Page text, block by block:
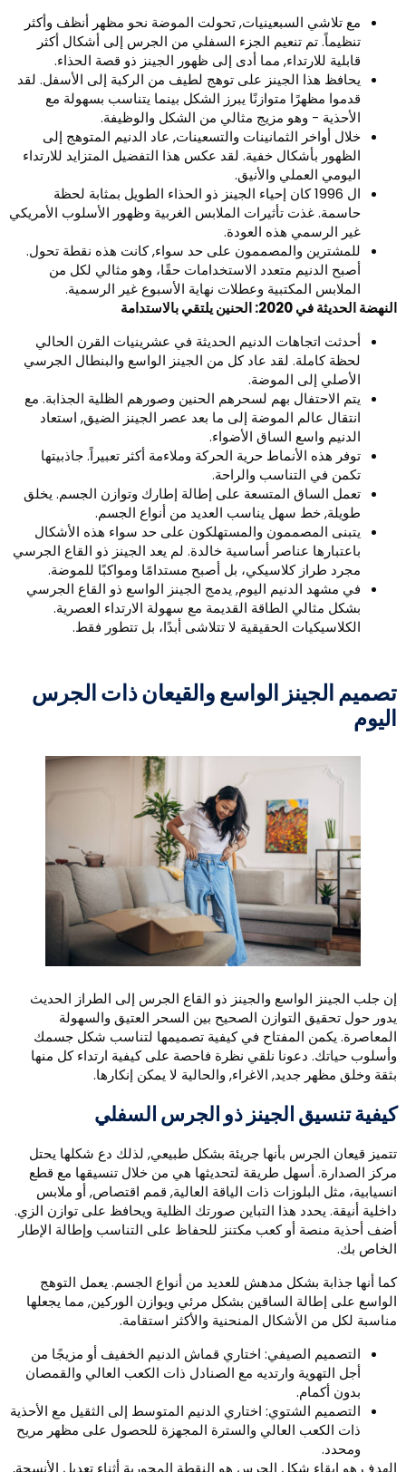
مع تلاشي السبعينيات, تحولت الموضة نحو مظهر أنظف وأكثر
تنظيماً. تم تنعيم الجزء السفلي من الجرس إلى أشكال أكثر
قابلية للارتداء, مما أدى إلى ظهور الجينز ذو قصة الحذاء.
يحافظ هذا الجينز على توهج لطيف من الركبة إلى الأسفل. لقد
قدموا مظهرًا متوازنًا يبرز الشكل بينما يتناسب بسهولة مع
الأحذية - وهو مزيج مثالي من الشكل والوظيفة.
خلال أواخر الثمانينات والتسعينات, عاد الدنيم المتوهج إلى
الظهور بأشكال خفية. لقد عكس هذا التفضيل المتزايد للارتداء
اليومي العملي والأنيق.
ال 1996 كان إحياء الجينز ذو الحذاء الطويل بمثابة لحظة
حاسمة. غذت تأثيرات الملابس الغربية وظهور الأسلوب الأمريكي
غير الرسمي هذه العودة.
للمشترين والمصممون على حد سواء, كانت هذه نقطة تحول.
أصبح الدنيم متعدد الاستخدامات حقًا، وهو مثالي لكل من
الملابس المكتبية وعطلات نهاية الأسبوع غير الرسمية.
الحديثة في 2020: الحنين يلتقي بالاستدامة
أحدثت اتجاهات الدنيم الحديثة في عشرينيات القرن الحالي
لحظة كاملة. لقد عاد كل من الجينز الواسع والبنطال الجرسي
الأصلي إلى الموضة.
يتم الاحتفال بهم لسحرهم الحنين وصورهم الظلية الجذابة. مع
انتقال عالم الموضة إلى ما بعد عصر الجينز الضيق, استعاد
الدنيم واسع الساق الأضواء.
توفر هذه الأنماط حرية الحركة وملاءمة أكثر تعبيراً. جاذبيتها
تكمن في التناسب والراحة.
تعمل الساق المتسعة على إطالة إطارك وتوازن الجسم. يخلق
طويلة, خط سهل يناسب العديد من أنواع الجسم.
يتبنى المصممون والمستهلكون على حد سواء هذه الأشكال
باعتبارها عناصر أساسية خالدة. لم يعد الجينز ذو القاع الجرسي
مجرد طراز كلاسيكي، بل أصبح مستدامًا ومواكبًا للموضة.
في مشهد الدنيم اليوم, يدمج الجينز الواسع ذو القاع الجرسي
بشكل مثالي الطاقة القديمة مع سهولة الارتداء العصرية.
الكلاسيكيات الحقيقية لا تتلاشى أبدًا، بل تتطور فقط.
الجينز الواسع والقيعان ذات الجرس
جلب الجينز الواسع والجينز ذو القاع الجرس إلى الطراز الحديث
حول تحقيق التوازن الصحيح بين السحر العتيق والسهولة
يكمن المفتاح في كيفية تصميمها لتناسب شكل جسمك
حياتك. دعونا نلقي نظرة فاحصة على كيفية ارتداء كل منها
وخلق مظهر جديد, الاغراء, والحالية لا يمكن إنكارها.
تنسيق الجينز ذو الجرس السفلي
قيعان الجرس بأنها جريئة بشكل طبيعي, لذلك دع شكلها يحتل
الصدارة. أسهل طريقة لتحديثها هي من خلال تنسيقها مع قطع
مثل البلوزات ذات الياقة العالية, قمم اقتصاص, أو ملابس
أنيقة. يحدد هذا التباين صورتك الظلية ويحافظ على توازن الزي.
أحذية منصة أو كعب مكتنز للحفاظ على التناسب وإطالة الإطار
بك.
أنها جذابة بشكل مدهش للعديد من أنواع الجسم. يعمل التوهج
على إطالة الساقين بشكل مرئي ويوازن الوركين, مما يجعلها
لكل من الأشكال المنحنية والأكثر استقامة.
التصميم الصيفي: اختاري قماش الدنيم الخفيف أو مزيجًا من
أجل التهوية وارتديه مع الصنادل ذات الكعب العالي والقمصان
بدون أكمام.
التصميم الشتوي: اختاري الدنيم المتوسط ​​إلى الثقيل مع الأحذية
ذات الكعب العالي والسترة المجهزة للحصول على مظهر مريح
ومحدد.